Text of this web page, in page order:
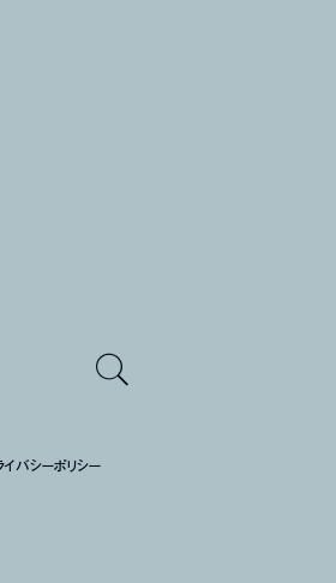
イバシーポリシー